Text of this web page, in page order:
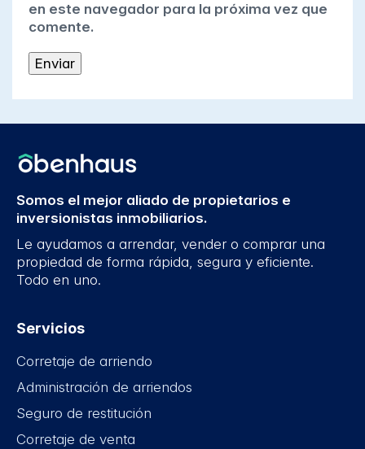
en este navegador para la próxima vez que
comente.
Somos el mejor aliado de propietarios e
inversionistas inmobiliarios.
Le ayudamos a arrendar, vender o comprar una
propiedad de forma rápida, segura y eficiente.
Todo en uno.
Servicios
Corretaje de arriendo
Administración de arriendos
Seguro de restitución
Corretaje de venta